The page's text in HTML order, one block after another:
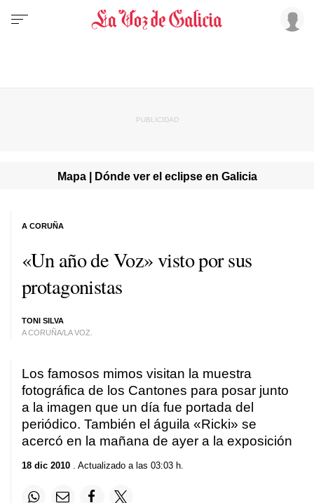
Mapa | Dónde ver el eclipse en Galicia
«Un año de Voz» visto por sus
protagonistas
TONI SILVA
A CORUÑA/LA VOZ.
A CORUÑA
Los famosos mimos visitan la muestra
fotográfica de los Cantones para posar junto
a la imagen que un día fue portada del
periódico. También el águila «Ricki» se
acercó en la mañana de ayer a la exposición
18 dic 2010 . Actualizado a las 03:03 h.